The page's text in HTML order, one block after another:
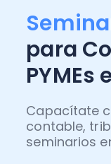
Ingreso
Tu espacio
Pago express
Ayuda
Software
Soluciones
para
PYMEs
Capacítate
contable,
seminarios